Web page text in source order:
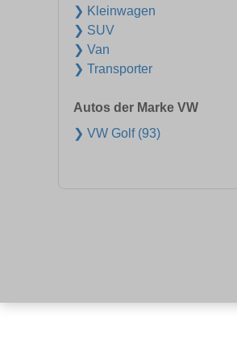
❯ Kleinwagen
❯ SUV
❯ Van
❯ Transporter
Autos der Marke VW
❯ VW Golf (93)